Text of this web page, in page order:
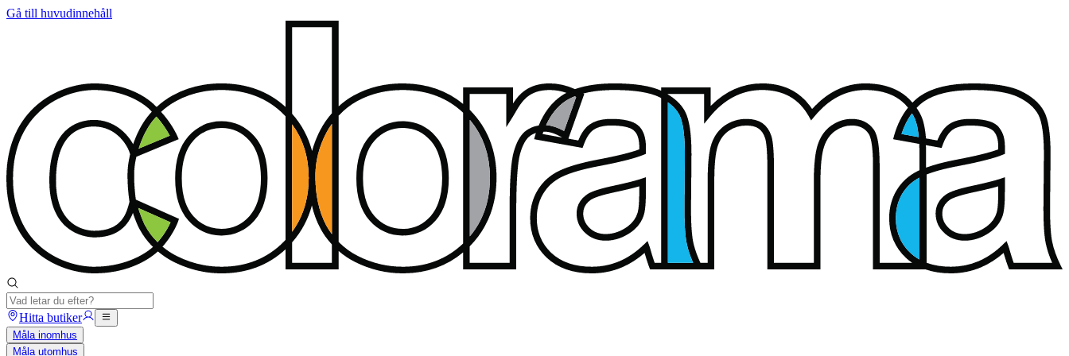
Gå till huvudinnehåll
Hitta butiker
Måla inomhus
Måla utomhus